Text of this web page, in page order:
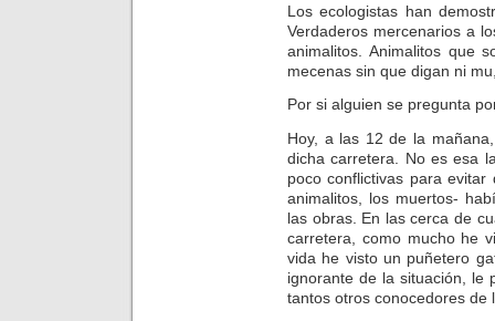
Los ecologistas han
Verdaderos mercenarios a
animalitos. Animalitos que
mecenas sin que digan ni
Por si alguien se pregunta
Hoy, a las 12 de la
dicha carretera. No es esa
poco conflictivas para
animalitos, los muertos-
las obras. En las cerca de
carretera, como mucho he
vida he visto un puñetero
ignorante de la situación, le
tantos otros conocedores de